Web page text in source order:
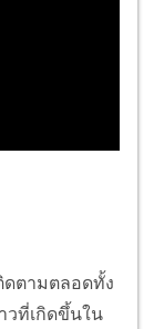
ามตลอดทั้ง
วที่เกิดขึ้นใน